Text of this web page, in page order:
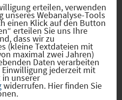
öffentlich
https://www.dilling
en-
donau.de/index.ph
p?id=243
erteilen, verwenden
unseres Webanalyse-Tools
einen Klick auf den Button
erteilen Sie uns Ihre
dass wir zu
(kleine Textdateien mit
maximal zwei Jahren)
Daten verarbeiten
jederzeit mit
unserer
widerrufen. Hier finden Sie